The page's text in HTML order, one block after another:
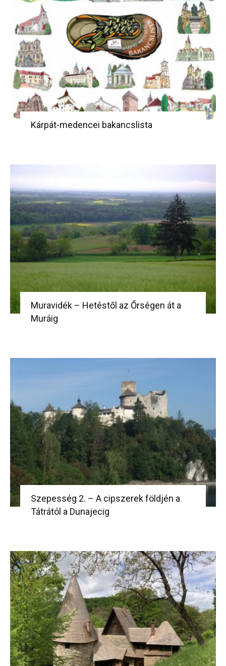
Kárpát-medencei bakancslista
Muravidék – Hetéstől az Őrségen át a
Muráig
Szepesség 2. – A cipszerek földjén a
Tátrától a Dunajecig